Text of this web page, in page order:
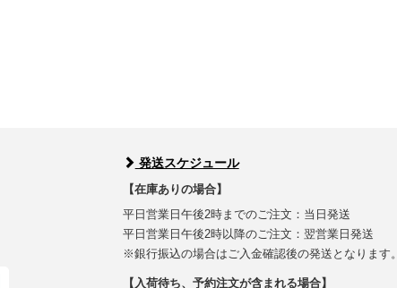
発送スケジュール
【在庫ありの場合】
平日営業日午後2時までのご注文：当日発送
平日営業日午後2時以降のご注文：翌営業日発送
※銀行振込の場合はご入金確認後の発送となります。
【入荷待ち、予約注文が含まれる場合】